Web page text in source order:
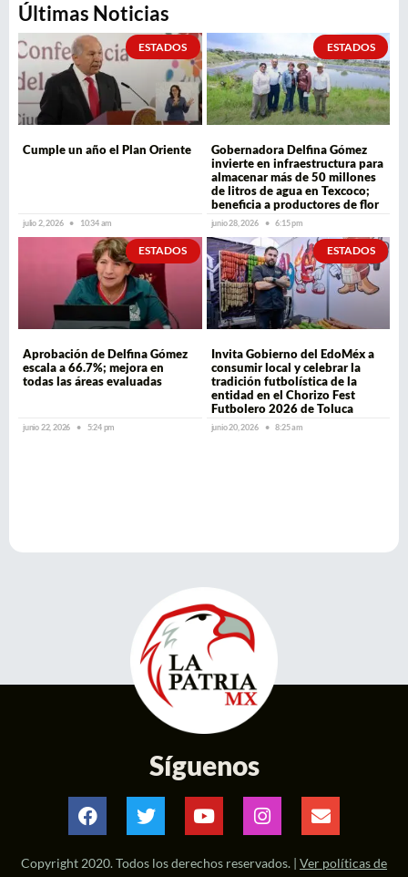
Últimas Noticias
ESTADOS
Cumple un año el Plan Oriente
julio 2, 2026 10:34 am
ESTADOS
Gobernadora Delfina Gómez
invierte en infraestructura para
almacenar más de 50 millones
de litros de agua en Texcoco;
beneficia a productores de flor
junio 28, 2026 6:15 pm
ESTADOS
Aprobación de Delfina Gómez
escala a 66.7%; mejora en
todas las áreas evaluadas
junio 22, 2026 5:24 pm
ESTADOS
Invita Gobierno del EdoMéx a
consumir local y celebrar la
tradición futbolística de la
entidad en el Chorizo Fest
Futbolero 2026 de Toluca
junio 20, 2026 8:25 am
Síguenos
Copyright 2020. Todos los derechos reservados. | Ver políticas de